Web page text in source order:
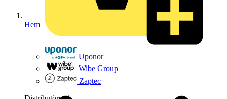
Uponor
Wibe Group
Zaptec
Hem